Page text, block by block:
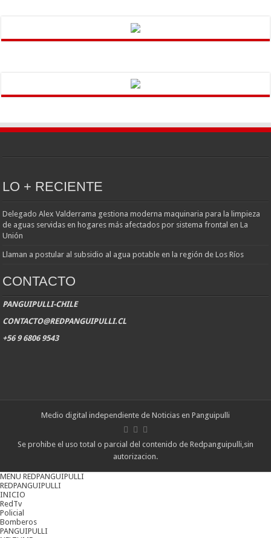
LO + RECIENTE
Delegado Alex Valderrama gestiona moderna maquinaria para la limpieza
de aguas servidas en hogares más afectados por sistema frontal en La
Unión
Llaman a postular al subsidio al agua potable en la región de Los Ríos
CONTACTO
PANGUIPULLI-CHILE
CONTACTO@REDPANGUIPULLI.CL
+56 9 6806 9543
Medio digital independiente de Noticias en Panguipulli
Se prohibe el uso total o parcial del contenido de Redpanguipulli,sin
autorizacion.
MENU REDPANGUIPULLI
REDPANGUIPULLI
INICIO
RedTv
Policial
Bomberos
PANGUIPULLI